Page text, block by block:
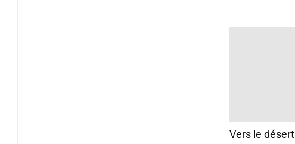
Vers le désert